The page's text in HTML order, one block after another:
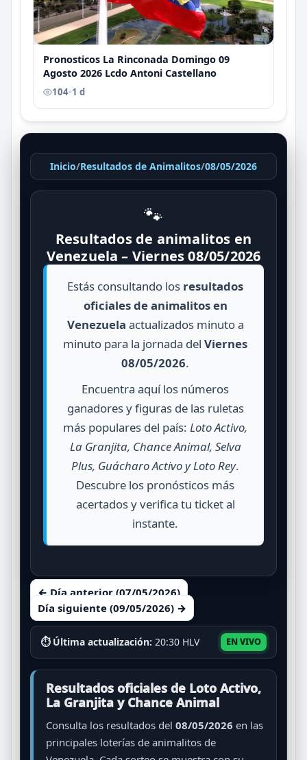
Pronosticos La Rinconada Domingo 09
Agosto 2026 Lcdo Antoni Castellano
104•1 d
Inicio/Resultados de Animalitos/08/05/2026
🐾
Resultados de animalitos en
Venezuela – Viernes 08/05/2026
Estás consultando los resultados
oficiales de animalitos en
Venezuela actualizados minuto a
minuto para la jornada del Viernes
08/05/2026.
Encuentra aquí los números
ganadores y figuras de las ruletas
más populares del país: Loto Activo,
La Granjita, Chance Animal, Selva
Plus, Guácharo Activo y Loto Rey.
Descubre los pronósticos más
acertados y verifica tu ticket al
instante.
← Día anterior (07/05/2026)
Día siguiente (09/05/2026) →
⏱ Última actualización: 20:30 HLV EN VIVO
Resultados oficiales de Loto Activo,
La Granjita y Chance Animal
Consulta los resultados del 08/05/2026 en las
principales loterías de animalitos de